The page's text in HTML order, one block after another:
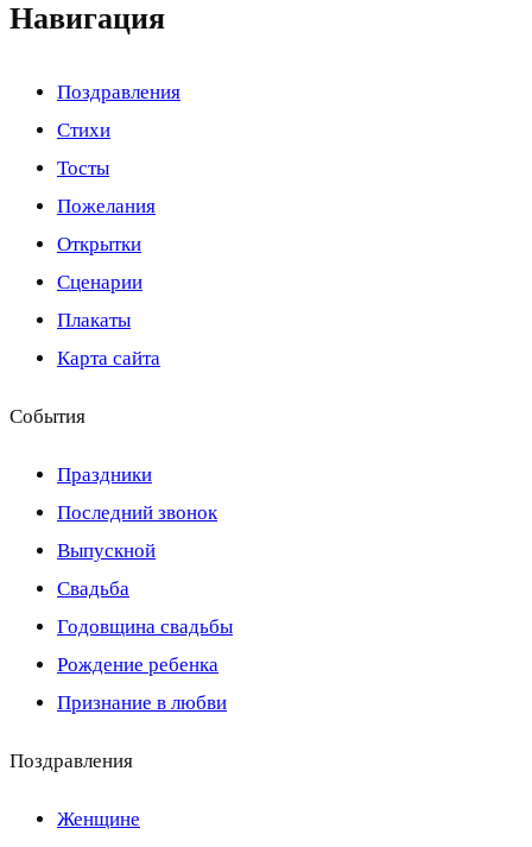
Навигация
Поздравления
Стихи
Тосты
Пожелания
Открытки
Сценарии
Плакаты
Карта сайта
События
Праздники
Последний звонок
Выпускной
Свадьба
Годовщина свадьбы
Рождение ребенка
Признание в любви
Поздравления
Женщине